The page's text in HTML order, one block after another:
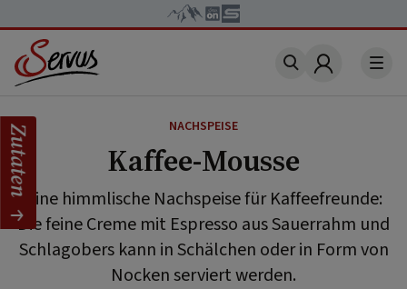
Account
NACHSPEISE
Kaffee-Mousse
Eine himmlische Nachspeise für Kaffeefreunde:
Die feine Creme mit Espresso aus Sauerrahm und
Schlagobers kann in Schälchen oder in Form von
Nocken serviert werden.
Zutaten